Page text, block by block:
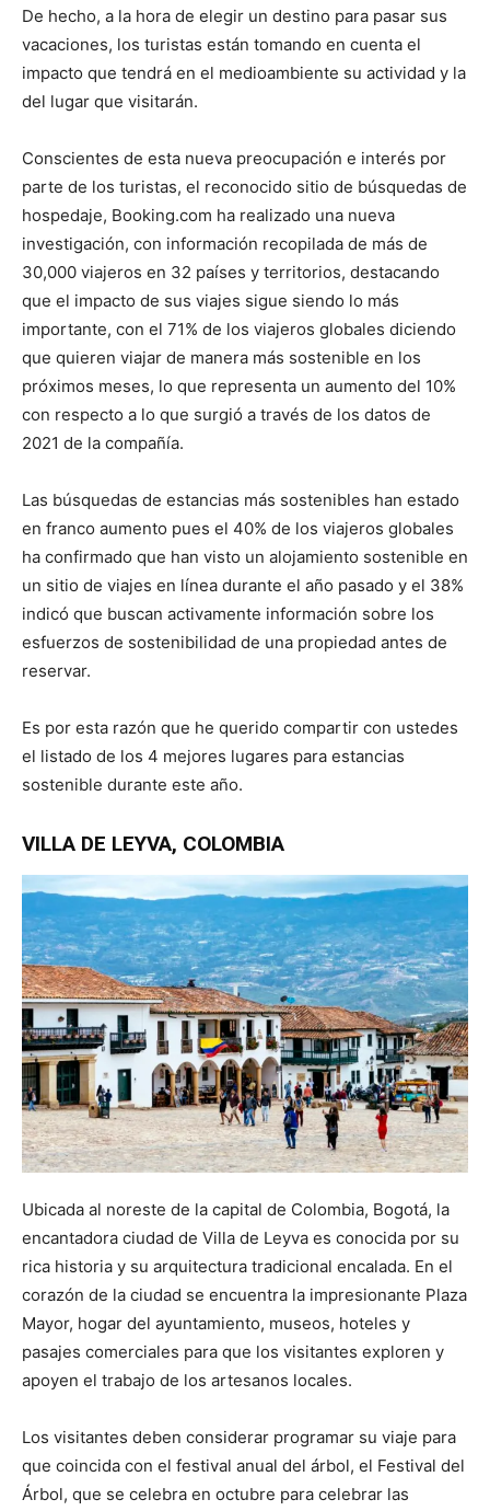
De hecho, a la hora de elegir un destino para pasar sus
vacaciones, los turistas están tomando en cuenta el
impacto que tendrá en el medioambiente su actividad y la
del lugar que visitarán.
Conscientes de esta nueva preocupación e interés por
parte de los turistas, el reconocido sitio de búsquedas de
hospedaje, Booking.com ha realizado una nueva
investigación, con información recopilada de más de
30,000 viajeros en 32 países y territorios, destacando
que el impacto de sus viajes sigue siendo lo más
importante, con el 71% de los viajeros globales diciendo
que quieren viajar de manera más sostenible en los
próximos meses, lo que representa un aumento del 10%
con respecto a lo que surgió a través de los datos de
2021 de la compañía.
Las búsquedas de estancias más sostenibles han estado
en franco aumento pues el 40% de los viajeros globales
ha confirmado que han visto un alojamiento sostenible en
un sitio de viajes en línea durante el año pasado y el 38%
indicó que buscan activamente información sobre los
esfuerzos de sostenibilidad de una propiedad antes de
reservar.
Es por esta razón que he querido compartir con ustedes
el listado de los 4 mejores lugares para estancias
sostenible durante este año.
VILLA DE LEYVA, COLOMBIA
Ubicada al noreste de la capital de Colombia, Bogotá, la
encantadora ciudad de Villa de Leyva es conocida por su
rica historia y su arquitectura tradicional encalada. En el
corazón de la ciudad se encuentra la impresionante Plaza
Mayor, hogar del ayuntamiento, museos, hoteles y
pasajes comerciales para que los visitantes exploren y
apoyen el trabajo de los artesanos locales.
Los visitantes deben considerar programar su viaje para
que coincida con el festival anual del árbol, el Festival del
Árbol, que se celebra en octubre para celebrar las